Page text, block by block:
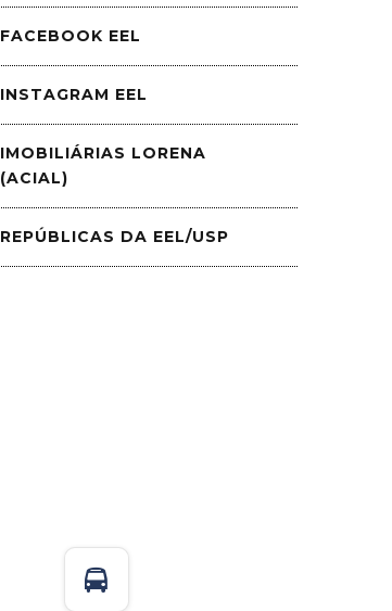
FACEBOOK EEL
INSTAGRAM EEL
IMOBILIÁRIAS LORENA
(ACIAL)
REPÚBLICAS DA EEL/USP